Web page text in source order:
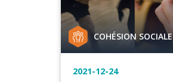
Catégorie
de
COHÉSION SOCIALE
Date
2021-12-24